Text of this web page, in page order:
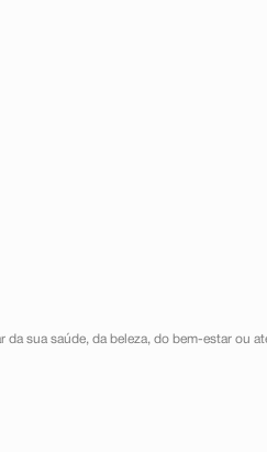
sua saúde, da beleza, do bem-estar ou